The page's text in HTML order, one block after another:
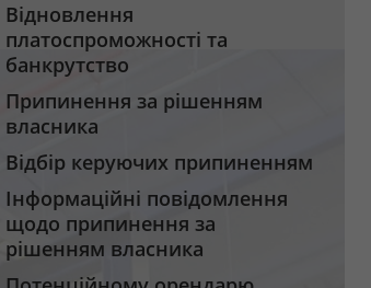
Відновлення
платоспроможності та
банкрутство
Припинення за рішенням
власника
Відбір керуючих припиненням
Інформаційні повідомлення
щодо припинення за
рішенням власника